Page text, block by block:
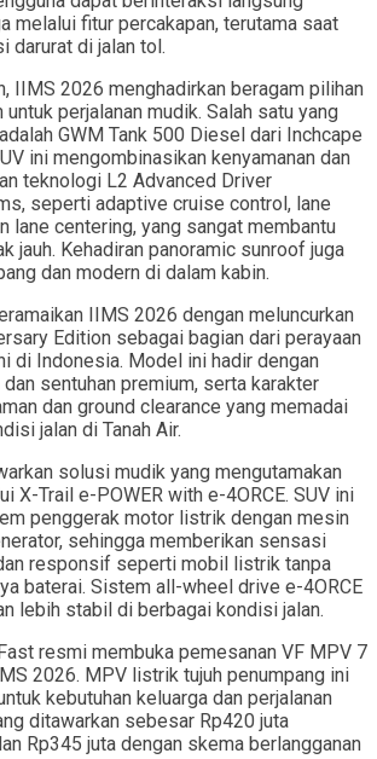
melalui fitur percakapan, terutama saat
darurat di jalan tol.
IIMS 2026 menghadirkan beragam pilihan
perjalanan mudik. Salah satu yang
GWM Tank 500 Diesel dari Inchcape
ini mengombinasikan kenyamanan dan
teknologi L2 Advanced Driver
seperti adaptive cruise control, lane
lane centering, yang sangat membantu
jauh. Kehadiran panoramic sunroof juga
dan modern di dalam kabin.
IIMS 2026 dengan meluncurkan
Edition sebagai bagian dari perayaan
di Indonesia. Model ini hadir dengan
sentuhan premium, serta karakter
dan ground clearance yang memadai
jalan di Tanah Air.
solusi mudik yang mengutamakan
X-Trail e-POWER with e-4ORCE. SUV ini
penggerak motor listrik dengan mesin
sehingga memberikan sensasi
responsif seperti mobil listrik tanpa
baterai. Sistem all-wheel drive e-4ORCE
lebih stabil di berbagai kondisi jalan.
resmi membuka pemesanan VF MPV 7
2026. MPV listrik tujuh penumpang ini
kebutuhan keluarga dan perjalanan
ditawarkan sebesar Rp420 juta
Rp345 juta dengan skema berlangganan